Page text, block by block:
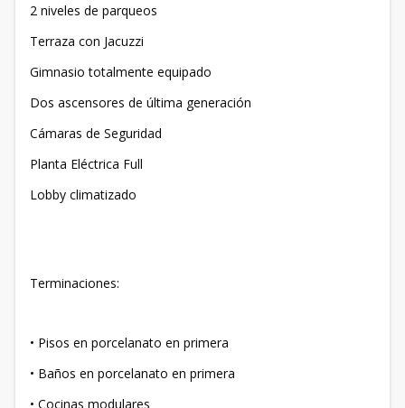
2 niveles de parqueos
Terraza con Jacuzzi
Gimnasio totalmente equipado
Dos ascensores de última generación
Cámaras de Seguridad
Planta Eléctrica Full
Lobby climatizado
Terminaciones:
• Pisos en porcelanato en primera
• Baños en porcelanato en primera
• Cocinas modulares